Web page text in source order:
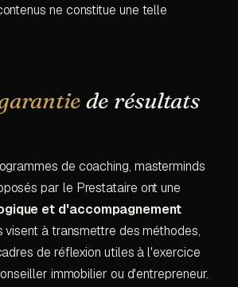
ne constitue une telle
de résultats
de coaching, masterminds
par le Prestataire ont une
et d'accompagnement
visent à transmettre des méthodes,
de réflexion utiles à l'exercice
immobilier ou d'entrepreneur.